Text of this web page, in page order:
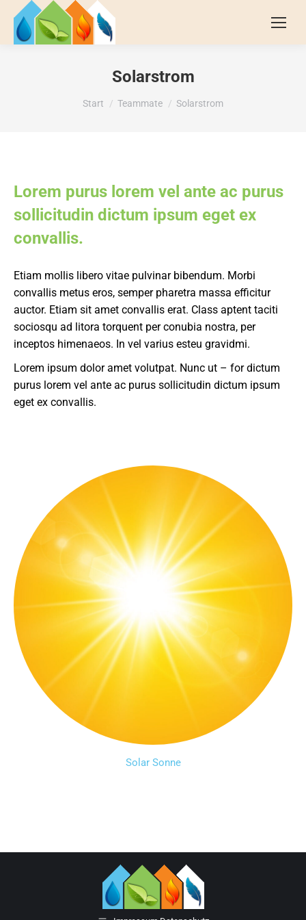
Solarstrom
Sie befinden sich hier:
Start Teammate Solarstrom
Lorem purus lorem vel ante ac purus
sollicitudin dictum ipsum eget ex
convallis.
Etiam mollis libero vitae pulvinar bibendum. Morbi
convallis metus eros, semper pharetra massa efficitur
auctor. Etiam sit amet convallis erat. Class aptent taciti
sociosqu ad litora torquent per conubia nostra, per
inceptos himenaeos. In vel varius esteu gravidmi.
Lorem ipsum dolor amet volutpat. Nunc ut – for dictum
purus lorem vel ante ac purus sollicitudin dictum ipsum
eget ex convallis.
Solar Sonne